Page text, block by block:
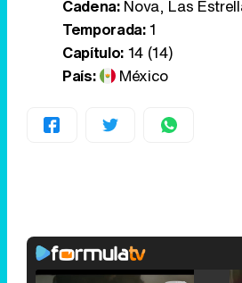
Cadena:Nova, Las
Temporada:1
Capítulo:14 (14)
País:
México